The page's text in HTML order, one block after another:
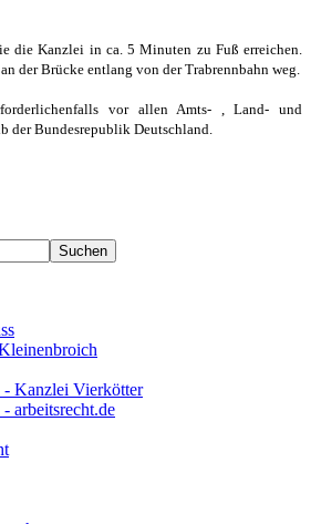
die Kanzlei in ca. 5 Minuten zu Fuß erreichen.
der Brücke entlang von der Trabrennbahn weg.
vor allen Amts- , Land- und
der Bundesrepublik Deutschland.
- Kanzlei Vierkötter
arbeitsrecht.de